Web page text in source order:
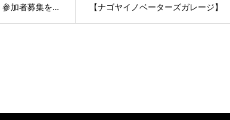
参加者募集を…
【ナゴヤイノベーターズガレージ】